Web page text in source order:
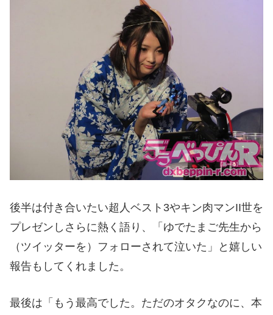
後半は付き合いたい超人ベスト3やキン肉マンII世を
プレゼンしさらに熱く語り、「ゆでたまご先生から
（ツイッターを）フォローされて泣いた」と嬉しい
報告もしてくれました。
最後は「もう最高でした。ただのオタクなのに、本